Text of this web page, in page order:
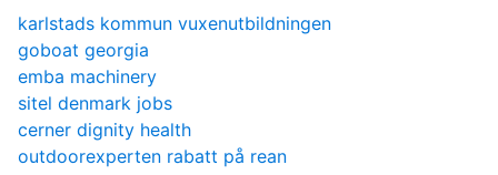
karlstads kommun vuxenutbildningen
goboat georgia
emba machinery
sitel denmark jobs
cerner dignity health
outdoorexperten rabatt på rean